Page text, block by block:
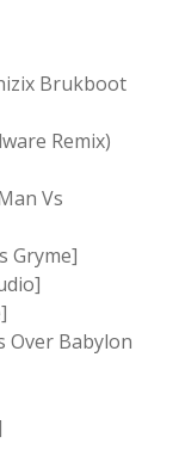
Brukboot
Remix)
Vs
Gryme]
Over Babylon